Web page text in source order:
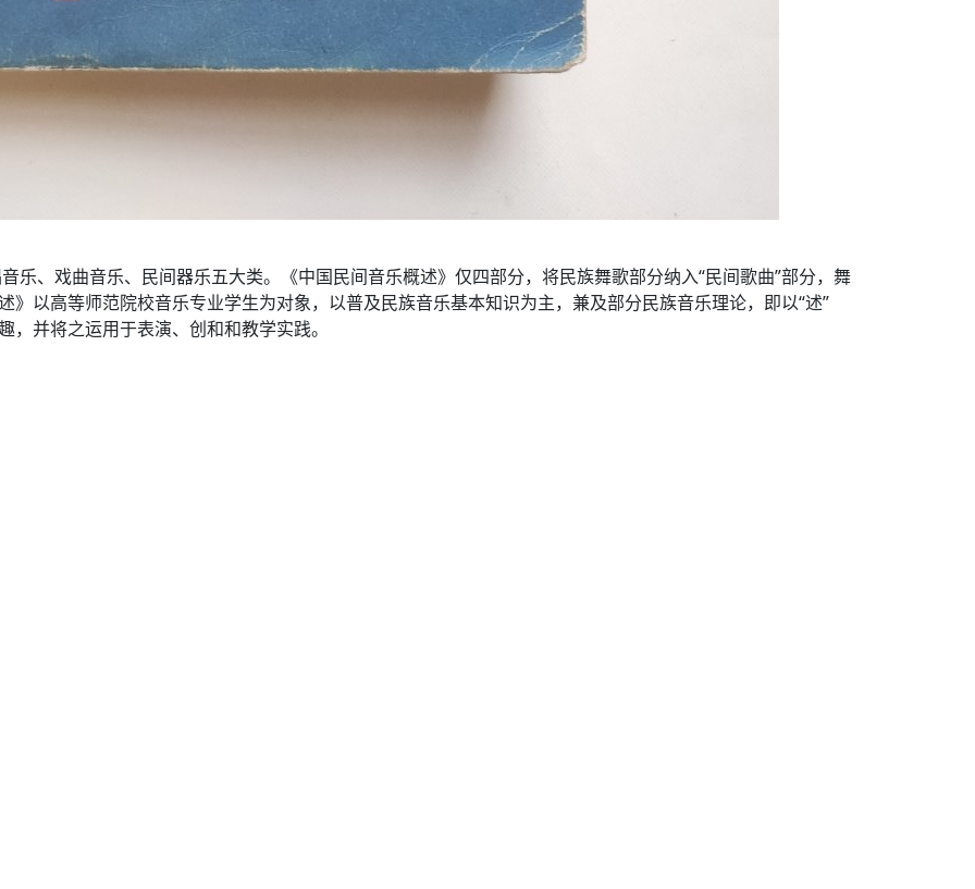
乐、戏曲音乐、民间器乐五大类。《中国民间音乐概述》仅四部分，将民族舞歌部分纳入“民间歌曲”部分，舞
》以高等师范院校音乐专业学生为对象，以普及民族音乐基本知识为主，兼及部分民族音乐理论，即以“述”
，并将之运用于表演、创和和教学实践。